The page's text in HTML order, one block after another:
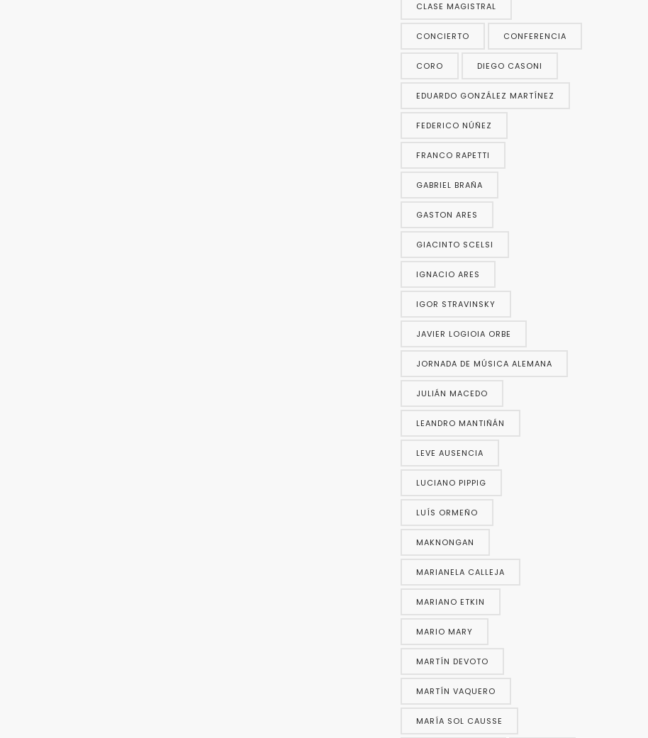
CLASE MAGISTRAL
CONCIERTO CONFERENCIA
CORO DIEGO CASONI
EDUARDO GONZÁLEZ MARTÍNEZ
FEDERICO NÚÑEZ
FRANCO RAPETTI
GABRIEL BRAÑA
GASTON ARES
GIACINTO SCELSI
IGNACIO ARES
IGOR STRAVINSKY
JAVIER LOGIOIA ORBE
JORNADA DE MÚSICA ALEMANA
JULIÁN MACEDO
LEANDRO MANTIÑÁN
LEVE AUSENCIA
LUCIANO PIPPIG
LUÍS ORMEÑO
MAKNONGAN
MARIANELA CALLEJA
MARIANO ETKIN
MARIO MARY
MARTÍN DEVOTO
MARTÍN VAQUERO
MARÍA SOL CAUSSE